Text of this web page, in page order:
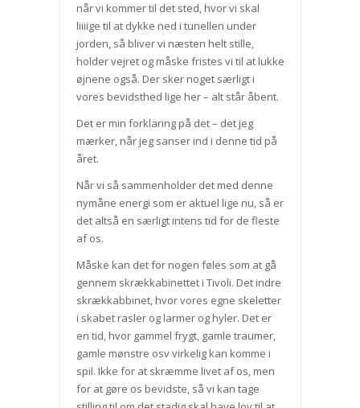
når vi kommer til det sted, hvor vi skal
liiiige til at dykke ned i tunellen under
jorden, så bliver vi næsten helt stille,
holder vejret og måske fristes vi til at lukke
øjnene også. Der sker noget særligt i
vores bevidsthed lige her – alt står åbent.
Det er min forklaring på det – det jeg
mærker, når jeg sanser ind i denne tid på
året.
Når vi så sammenholder det med denne
nymåne energi som er aktuel lige nu, så er
det altså en særligt intens tid for de fleste
af os.
Måske kan det for nogen føles som at gå
gennem skrækkabinettet i Tivoli. Det indre
skrækkabbinet, hvor vores egne skeletter
i skabet rasler og larmer og hyler. Det er
en tid, hvor gammel frygt, gamle traumer,
gamle mønstre osv virkelig kan komme i
spil. Ikke for at skræmme livet af os, men
for at gøre os bevidste, så vi kan tage